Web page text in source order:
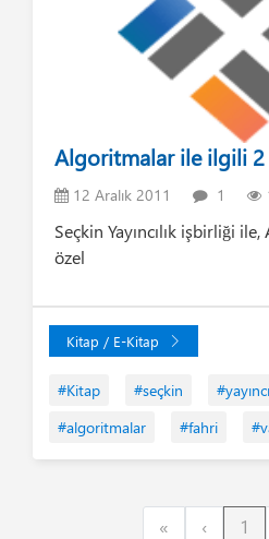
Algoritmalar ile ilgili
12 Aralık 2011 1
Seçkin Yayıncılık işbirliği
özel
Kitap / E-Kitap
#Kitap #seçkin
#algoritmalar
#fahri
«First ‹Previous
1